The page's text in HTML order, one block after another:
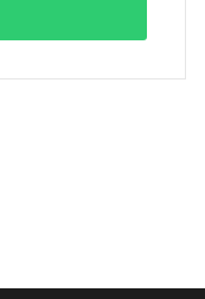
بابک نقاش
تحریریه